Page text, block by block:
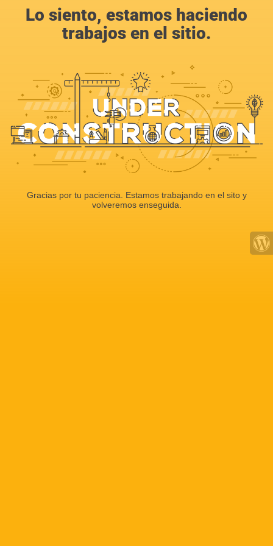
Lo siento, estamos haciendo
trabajos en el sitio.
Gracias por tu paciencia. Estamos trabajando en el sito y
volveremos enseguida.